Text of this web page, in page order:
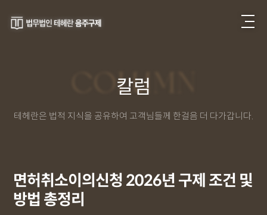
COLUMN
칼럼
테헤란은 법적 지식을 공유하여 고객님들께 한걸음 더 다가갑니다.
면허취소이의신청 2026년 구제 조건 및
방법 총정리